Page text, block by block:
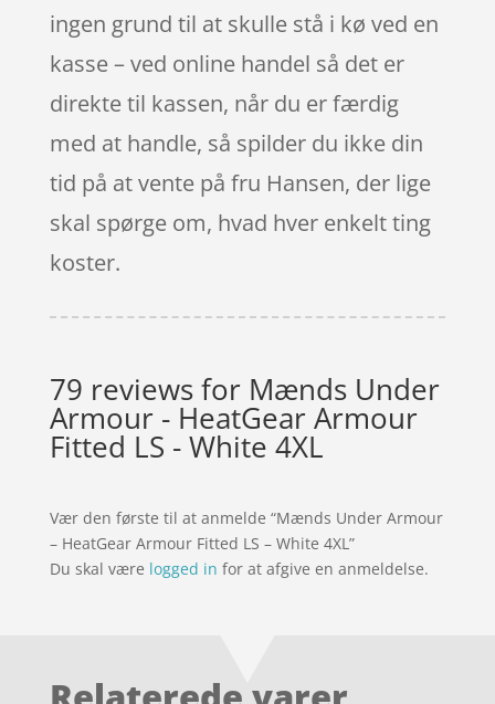
ingen grund til at skulle stå i kø ved en
kasse – ved online handel så det er
direkte til kassen, når du er færdig
med at handle, så spilder du ikke din
tid på at vente på fru Hansen, der lige
skal spørge om, hvad hver enkelt ting
koster.
79 reviews for Mænds Under
Armour - HeatGear Armour
Fitted LS - White 4XL
Vær den første til at anmelde “Mænds Under Armour
– HeatGear Armour Fitted LS – White 4XL”
Du skal være logged in for at afgive en anmeldelse.